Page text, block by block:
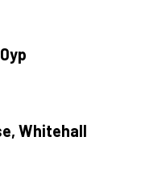
Whitehall